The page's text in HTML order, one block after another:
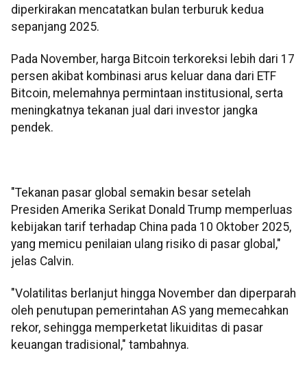
diperkirakan mencatatkan bulan terburuk kedua
sepanjang 2025.
Pada November, harga Bitcoin terkoreksi lebih dari 17
persen akibat kombinasi arus keluar dana dari ETF
Bitcoin, melemahnya permintaan institusional, serta
meningkatnya tekanan jual dari investor jangka
pendek.
"Tekanan pasar global semakin besar setelah
Presiden Amerika Serikat Donald Trump memperluas
kebijakan tarif terhadap China pada 10 Oktober 2025,
yang memicu penilaian ulang risiko di pasar global,"
jelas Calvin.
"Volatilitas berlanjut hingga November dan diperparah
oleh penutupan pemerintahan AS yang memecahkan
rekor, sehingga memperketat likuiditas di pasar
keuangan tradisional," tambahnya.